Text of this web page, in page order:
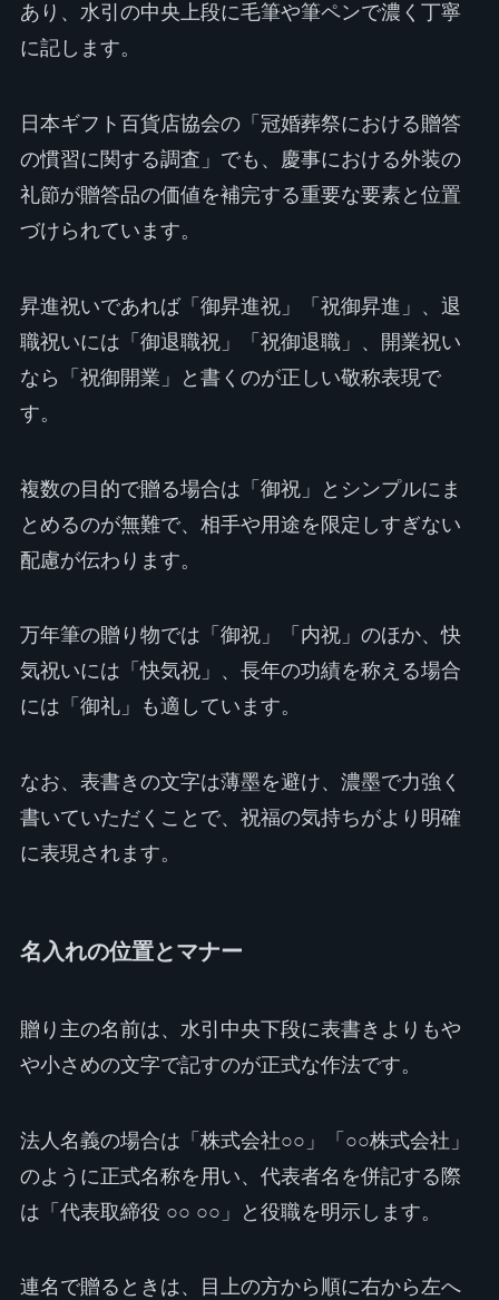
あり、水引の中央上段に毛筆や筆ペンで濃く丁寧
に記します。
日本ギフト百貨店協会の「冠婚葬祭における贈答
の慣習に関する調査」でも、慶事における外装の
礼節が贈答品の価値を補完する重要な要素と位置
づけられています。
昇進祝いであれば「御昇進祝」「祝御昇進」、退
職祝いには「御退職祝」「祝御退職」、開業祝い
なら「祝御開業」と書くのが正しい敬称表現で
す。
複数の目的で贈る場合は「御祝」とシンプルにま
とめるのが無難で、相手や用途を限定しすぎない
配慮が伝わります。
万年筆の贈り物では「御祝」「内祝」のほか、快
気祝いには「快気祝」、長年の功績を称える場合
には「御礼」も適しています。
なお、表書きの文字は薄墨を避け、濃墨で力強く
書いていただくことで、祝福の気持ちがより明確
に表現されます。
名入れの位置とマナー
贈り主の名前は、水引中央下段に表書きよりもや
や小さめの文字で記すのが正式な作法です。
法人名義の場合は「株式会社○○」「○○株式会社」
のように正式名称を用い、代表者名を併記する際
は「代表取締役 ○○ ○○」と役職を明示します。
連名で贈るときは、目上の方から順に右から左へ